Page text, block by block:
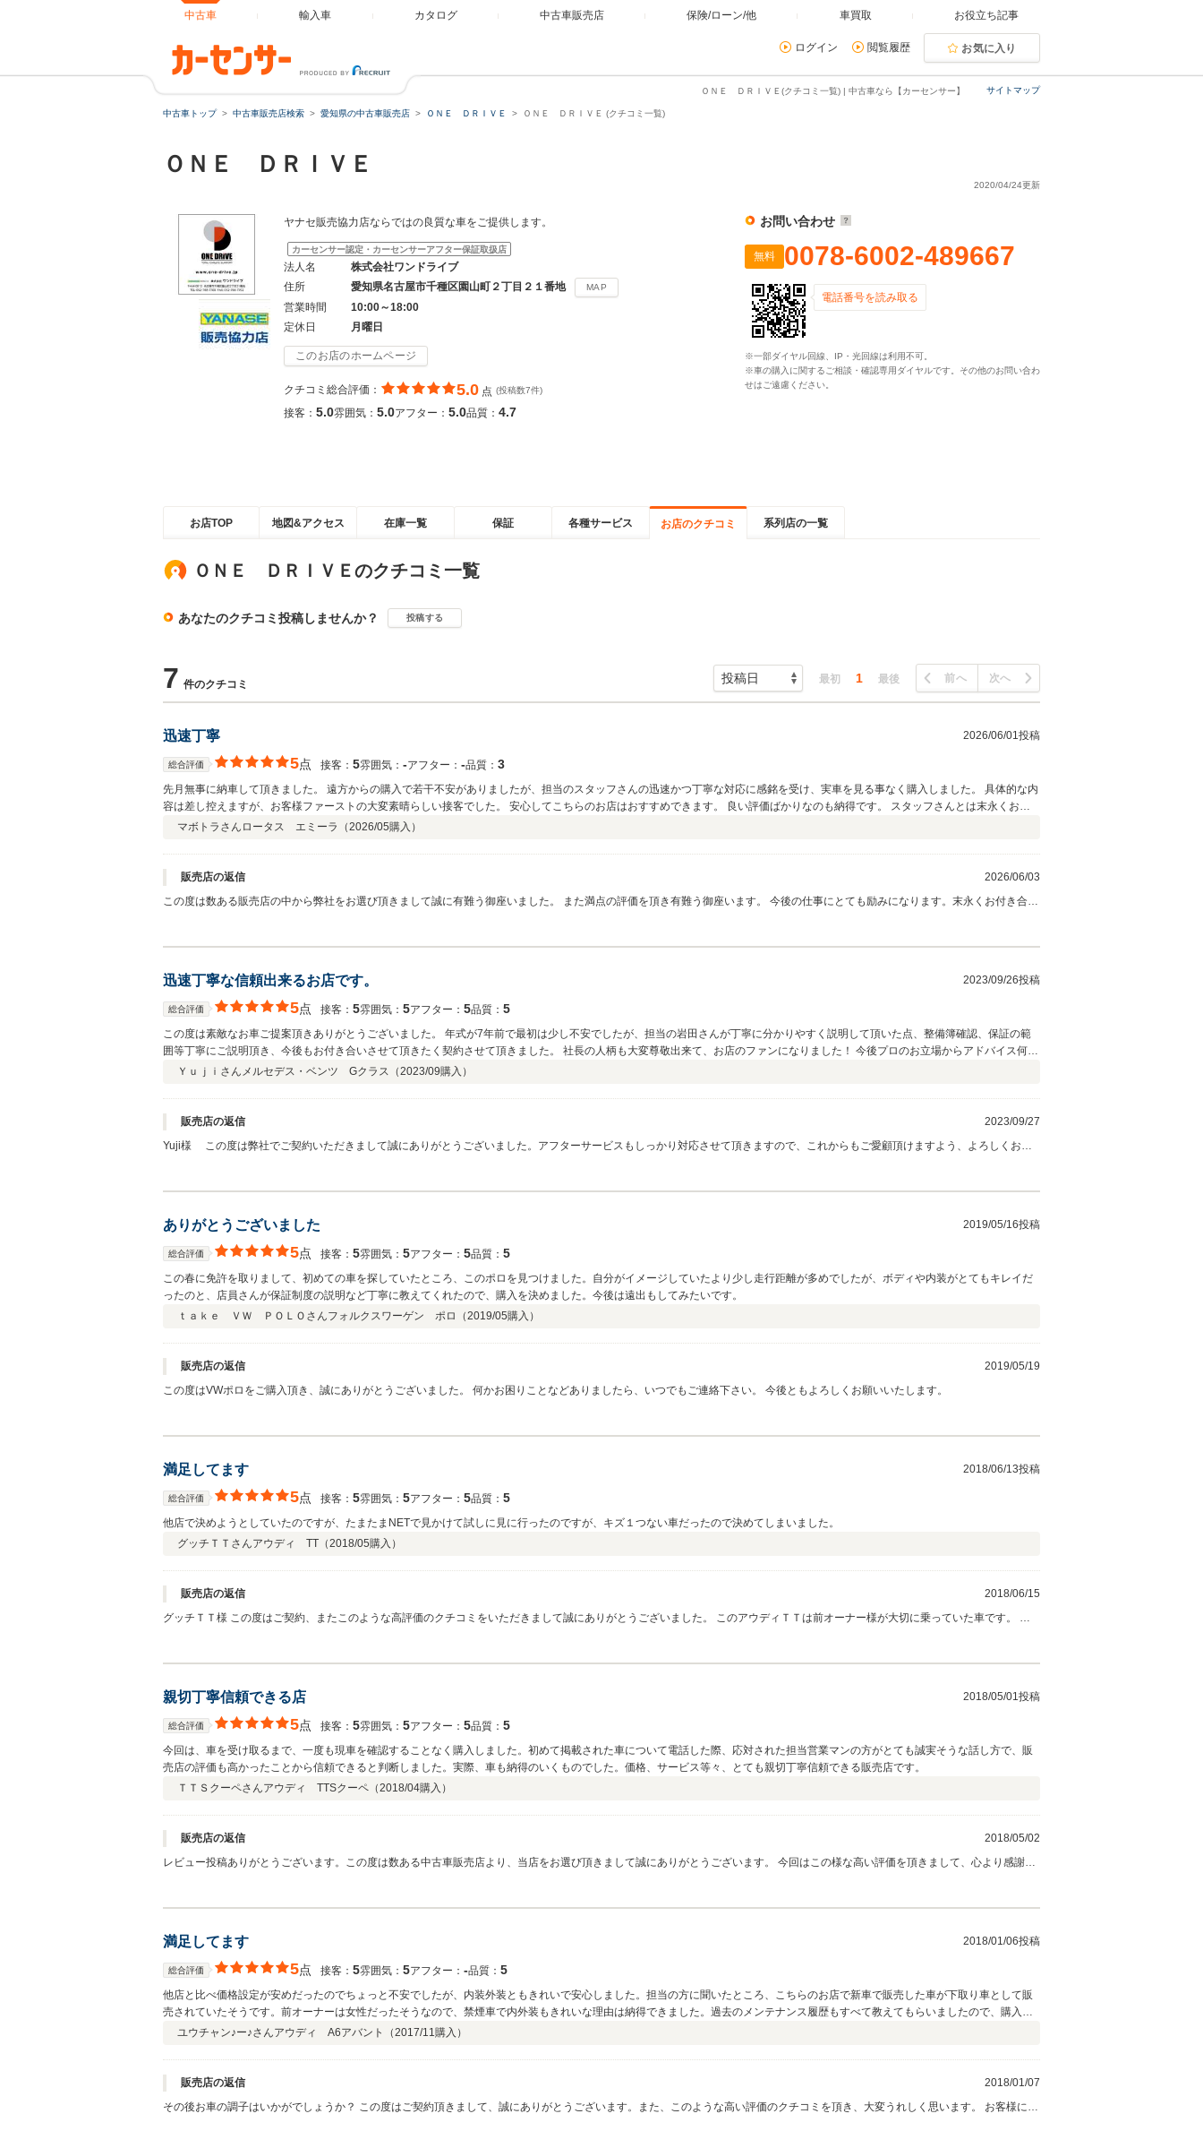
中古車 輸入車 カタログ 中古車販売店 保険/ローン/他 車買取 お役立ち記事
ログイン 閲覧履歴 お気に入り
サイトマップ
ＯＮＥ ＤＲＩＶＥ(クチコミ一覧) | 中古車なら【カーセンサー】
中古車トップ 中古車販売店検索 愛知県の中古車販売店 ＯＮＥ ＤＲＩＶＥ ＯＮＥ ＤＲＩＶＥ (クチコミ一覧)
ＯＮＥ ＤＲＩＶＥ
2020/04/24更新
ヤナセ販売協力店ならではの良質な車をご提供します。
カーセンサー認定・カーセンサーアフター保証取扱店
法人名
株式会社ワンドライブ
住所
愛知県名古屋市千種区園山町２丁目２１番地 MAP
営業時間
10:00～18:00
定休日
月曜日
このお店のホームページ
クチコミ総合評価： 5.0 点 (投稿数7件)
接客： 5.0雰囲気： 5.0アフター： 5.0品質： 4.7
お問い合わせ
無料 0078-6002-489667
電話番号を読み取る
※一部ダイヤル回線、IP・光回線は利用不可。
※車の購入に関するご相談・確認専用ダイヤルです。その他のお問い合わ
せはご遠慮ください。
お店TOP 地図&アクセス 在庫一覧 保証 各種サービス お店のクチコミ 系列店の一覧
ＯＮＥ ＤＲＩＶＥのクチコミ一覧
あなたのクチコミ投稿しませんか？ 投稿する
7 件のクチコミ 最初 1 最後 前へ 次へ
迅速丁寧 2026/06/01投稿
総合評価 5点 接客： 5雰囲気： ‐アフター： ‐品質： 3
先月無事に納車して頂きました。 遠方からの購入で若干不安がありましたが、担当のスタッフさんの迅速かつ丁寧な対応に感銘を受け、実車を見る事なく購入しました。 具体的な内
容は差し控えますが、お客様ファーストの大変素晴らしい接客でした。 安心してこちらのお店はおすすめできます。 良い評価ばかりなのも納得です。 スタッフさんとは末永くお付
き合いをしたいと思いました。 また何かありましたらよろしくお願い致します。
マボトラさん ロータス エミーラ（2026/05購入）
販売店の返信
2026/06/03
この度は数ある販売店の中から弊社をお選び頂きまして誠に有難う御座いました。 また満点の評価を頂き有難う御座います。 今後の仕事にとても励みになります。末永くお付き合い
迅速丁寧な信頼出来るお店です。 2023/09/26投稿
総合評価 5点 接客： 5雰囲気： 5アフター： 5品質： 5
この度は素敵なお車ご提案頂きありがとうございました。 年式が7年前で最初は少し不安でしたが、担当の岩田さんが丁寧に分かりやすく説明して頂いた点、整備簿確認、保証の範
囲等丁寧にご説明頂き、今後もお付き合いさせて頂きたく契約させて頂きました。 社長の人柄も大変尊敬出来て、お店のファンになりました！ 今後プロのお立場からアドバイス何卒
お願い致します！
Ｙｕｊｉさん メルセデス・ベンツ Gクラス（2023/09購入）
販売店の返信
2023/09/27
Yuji様 この度は弊社でご契約いただきまして誠にありがとうございました。アフターサービスもしっかり対応させて頂きますので、これからもご愛顧頂けますよう、よろしくお願
ありがとうございました 2019/05/16投稿
総合評価 5点 接客： 5雰囲気： 5アフター： 5品質： 5
この春に免許を取りまして、初めての車を探していたところ、このポロを見つけました。自分がイメージしていたより少し走行距離が多めでしたが、ボディや内装がとてもキレイだ
ったのと、店員さんが保証制度の説明など丁寧に教えてくれたので、購入を決めました。今後は遠出もしてみたいです。
ｔａｋｅ ＶＷ ＰＯＬＯさんフォルクスワーゲン ポロ（2019/05購入）
販売店の返信
2019/05/19
この度はVWポロをご購入頂き、誠にありがとうございました。 何かお困りことなどありましたら、いつでもご連絡下さい。 今後ともよろしくお願いいたします。
満足してます 2018/06/13投稿
総合評価 5点 接客： 5雰囲気： 5アフター： 5品質： 5
他店で決めようとしていたのですが、たまたまNETで見かけて試しに見に行ったのですが、キズ１つない車だったので決めてしまいました。
グッチＴＴさんアウディ TT（2018/05購入）
販売店の返信
2018/06/15
グッチＴＴ様 この度はご契約、またこのような高評価のクチコミをいただきまして誠にありがとうございました。 このアウディＴＴは前オーナー様が大切に乗っていた車です。 弊
親切丁寧信頼できる店 2018/05/01投稿
総合評価 5点 接客： 5雰囲気： 5アフター： 5品質： 5
今回は、車を受け取るまで、一度も現車を確認することなく購入しました。初めて掲載された車について電話した際、応対された担当営業マンの方がとても誠実そうな話し方で、販
売店の評価も高かったことから信頼できると判断しました。実際、車も納得のいくものでした。価格、サービス等々、とても親切丁寧信頼できる販売店です。
ＴＴＳクーペさんアウディ TTSクーペ（2018/04購入）
販売店の返信
2018/05/02
レビュー投稿ありがとうございます。この度は数ある中古車販売店より、当店をお選び頂きまして誠にありがとうございます。 今回はこの様な高い評価を頂きまして、心より感謝致
満足してます 2018/01/06投稿
総合評価 5点 接客： 5雰囲気： 5アフター： ‐品質： 5
他店と比べ価格設定が安めだったのでちょっと不安でしたが、内装外装ともきれいで安心しました。担当の方に聞いたところ、こちらのお店で新車で販売した車が下取り車として販
売されていたそうです。前オーナーは女性だったそうなので、禁煙車で内外装もきれいな理由は納得できました。過去のメンテナンス履歴もすべて教えてもらいましたので、購入の
決め手になりました。
ユウチャン♪ー♪さんアウディ A6アバント（2017/11購入）
販売店の返信
2018/01/07
その後お車の調子はいかがでしょうか？ この度はご契約頂きまして、誠にありがとうございます。また、このような高い評価のクチコミを頂き、大変うれしく思います。 お客様に喜